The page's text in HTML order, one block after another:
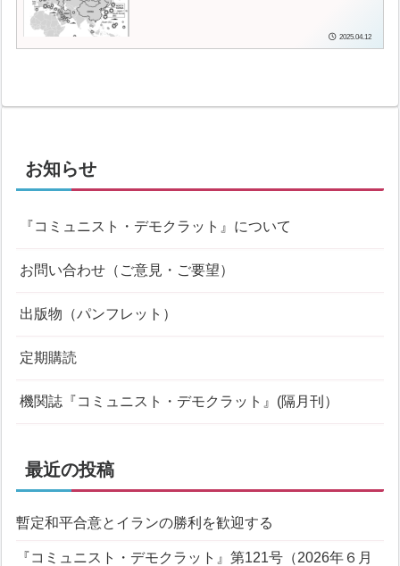
2025.04.12
お知らせ
『コミュニスト・デモクラット』について
お問い合わせ（ご意見・ご要望）
出版物（パンフレット）
定期購読
機関誌『コミュニスト・デモクラット』(隔月刊）
最近の投稿
暫定和平合意とイランの勝利を歓迎する
『コミュニスト・デモクラット』第121号（2026年６月